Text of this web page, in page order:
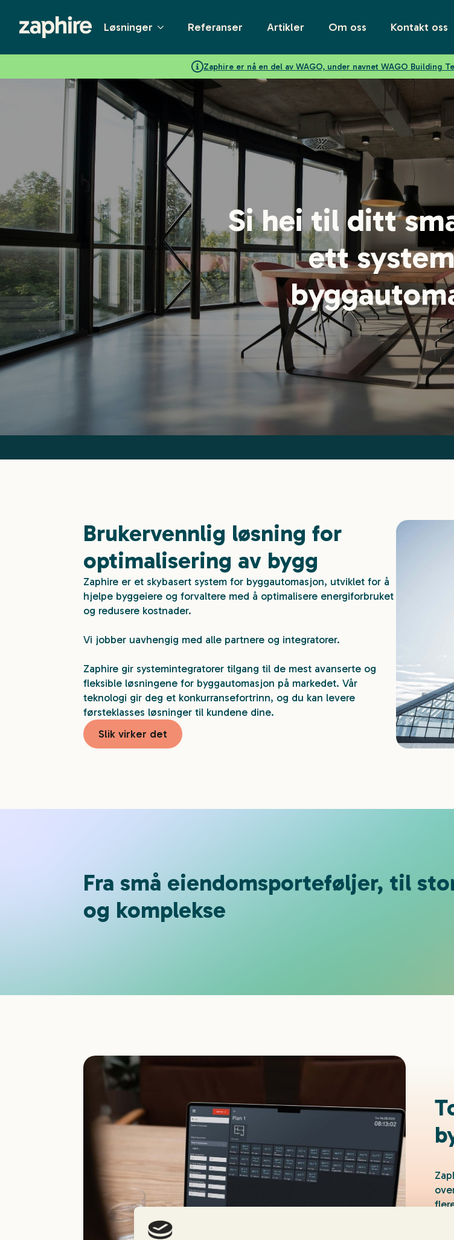
Løsninger Referanser Artikler Om oss Kontakt oss
Zaphire er nå en del av WAGO, under navnet WAGO Building
Si hei til ditt
ett
Brukervennlig løsning for
optimalisering av bygg
Zaphire er et skybasert system for byggautomasjon, utviklet for å
hjelpe byggeiere og forvaltere med å optimalisere energiforbruket
og redusere kostnader.
Vi jobber uavhengig med alle partnere og integratorer.
Zaphire gir systemintegratorer tilgang til de mest avanserte og
fleksible løsningene for byggautomasjon på markedet. Vår
teknologi gir deg et konkurransefortrinn, og du kan levere
førsteklasses løsninger til kundene dine.
Slik virker det
Fra små eiendomsporteføljer, til
og komplekse